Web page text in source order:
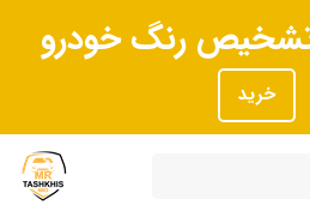
رنگ خودرو
خرید